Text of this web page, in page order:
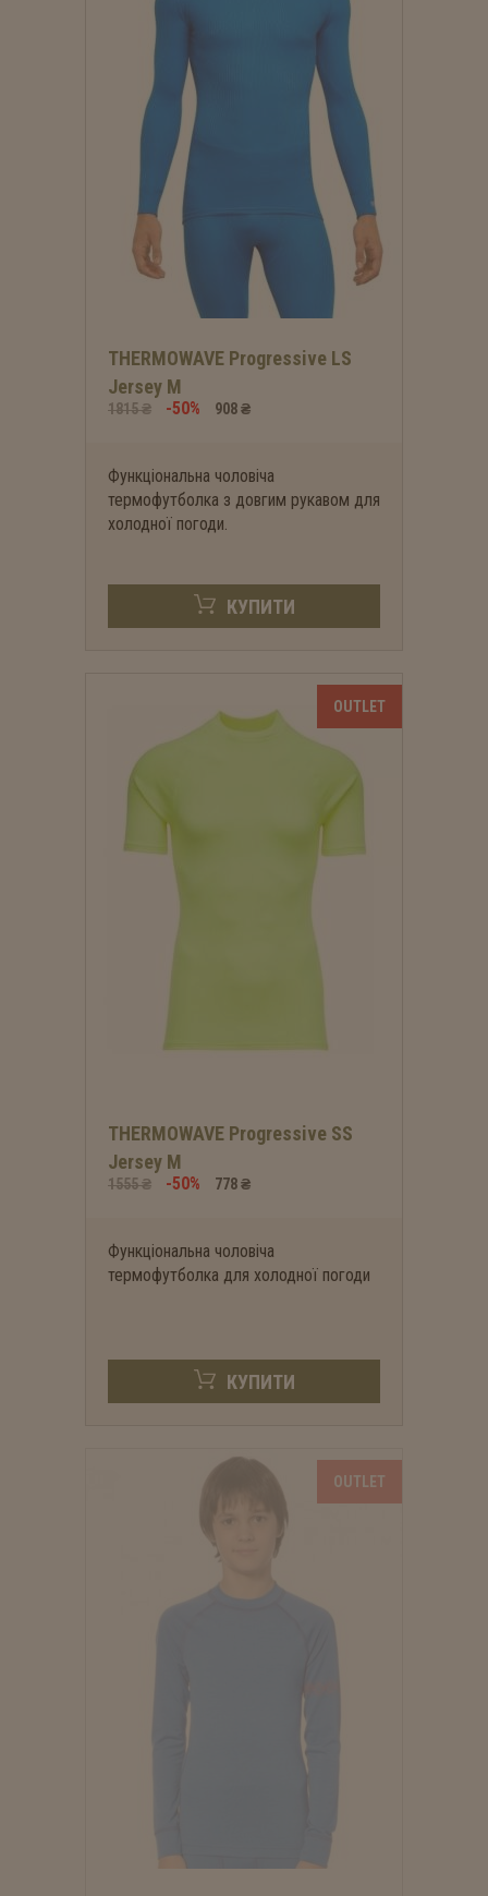
THERMOWAVE Progressive LS
Jersey M
1815 ₴ -50% 908 ₴
Функціональна чоловіча
термофутболка з довгим рукавом для
холодної погоди.
КУПИТИ
THERMOWAVE Progressive SS
Jersey M
1555 ₴ -50% 778 ₴
Функціональна чоловіча
термофутболка для холодної погоди
КУПИТИ